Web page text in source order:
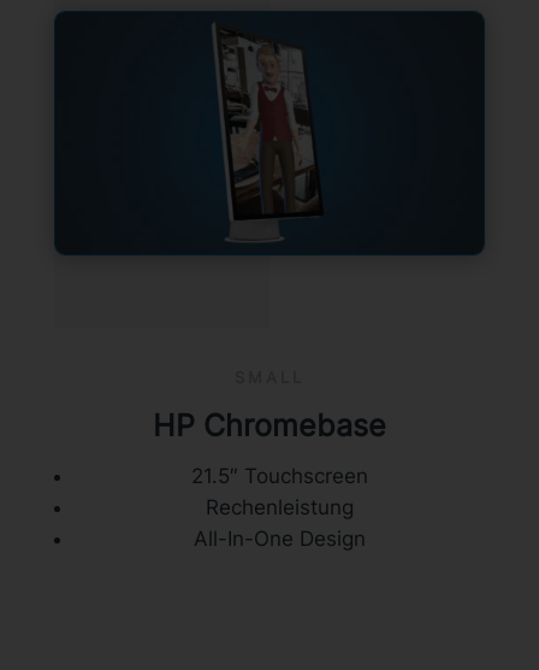
HP Chromebase
21.5″ Touchscreen
Rechenleistung
All-In-One Design